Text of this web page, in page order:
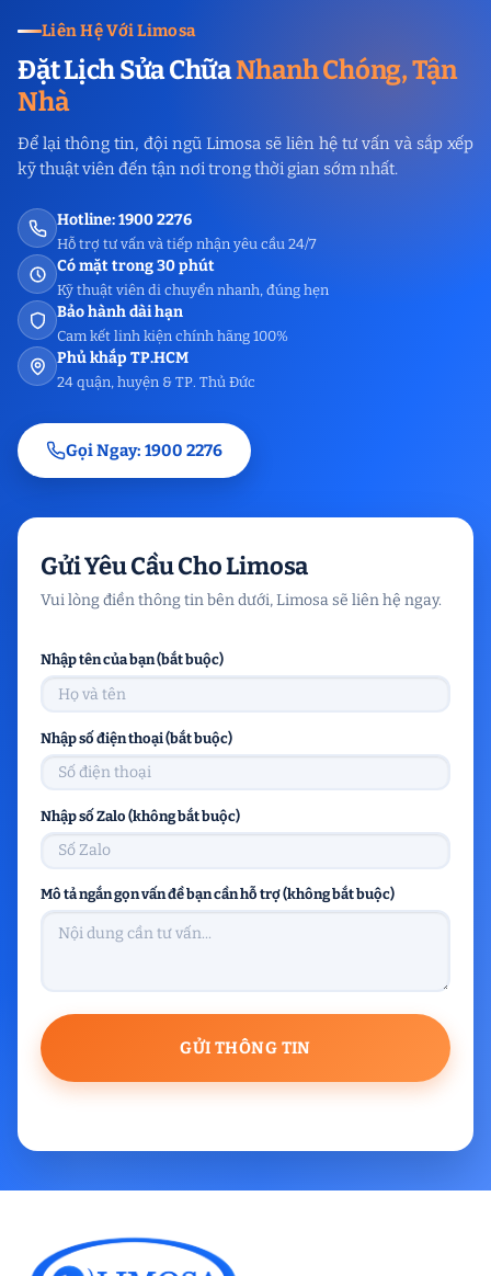
Liên Hệ Với Limosa
Đặt Lịch Sửa ChữaNhanh Chóng, Tận
Nhà
Để lại thông tin, đội ngũ Limosa sẽ liên hệ tư vấn và sắp xếp
kỹ thuật viên đến tận nơi trong thời gian sớm nhất.
Hotline: 1900 2276
Hỗ trợ tư vấn và tiếp nhận yêu cầu 24/7
Có mặt trong 30 phút
Kỹ thuật viên di chuyển nhanh, đúng hẹn
Bảo hành dài hạn
Cam kết linh kiện chính hãng 100%
Phủ khắp TP.HCM
24 quận, huyện & TP. Thủ Đức
Gọi Ngay: 1900 2276
Gửi Yêu Cầu Cho Limosa
Vui lòng điền thông tin bên dưới, Limosa sẽ liên hệ ngay.
Nhập tên của bạn (bắt buộc)
Nhập số điện thoại (bắt buộc)
Nhập số Zalo (không bắt buộc)
Mô tả ngắn gọn vấn đề bạn cần hỗ trợ (không bắt buộc)